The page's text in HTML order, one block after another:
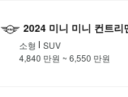
2024 미니 미니 컨트리
소형
SUV
4,840 만원 ~ 6,550 만원